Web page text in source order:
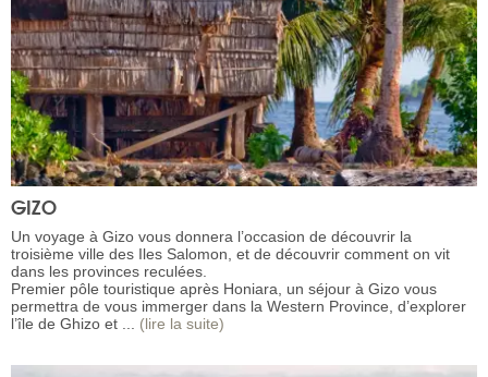
GIZO
Un voyage à Gizo vous donnera l’occasion de découvrir la
troisième ville des Iles Salomon, et de découvrir comment on vit
dans les provinces reculées.
Premier pôle touristique après Honiara, un séjour à Gizo vous
permettra de vous immerger dans la Western Province, d’explorer
l’île de Ghizo et ... (lire la suite)